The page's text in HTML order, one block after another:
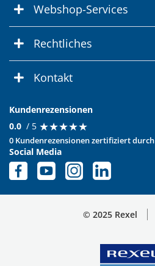
Webshop-Services
Rechtliches
Kontakt
Kundenrezensionen
0.0 / 5 ★★★★★
★★★★★
0 Kundenrezensionen zertifiziert durch
Social Media
© 2025 Rexel